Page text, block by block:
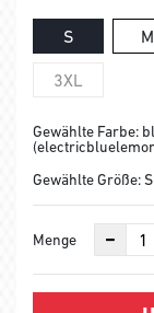
S M
3XL
Gewählte Farbe:
Gewählte Größe:S
Menge